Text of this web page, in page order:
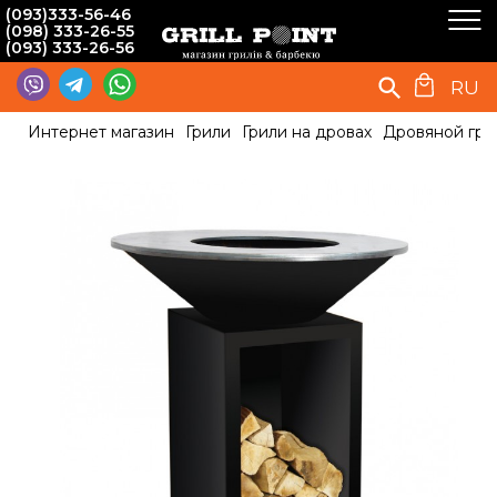
(093)333-56-46
(098) 333-26-55
(093) 333-26-56
RU
Интернет магазин Грили Грили на дровах Дровяной